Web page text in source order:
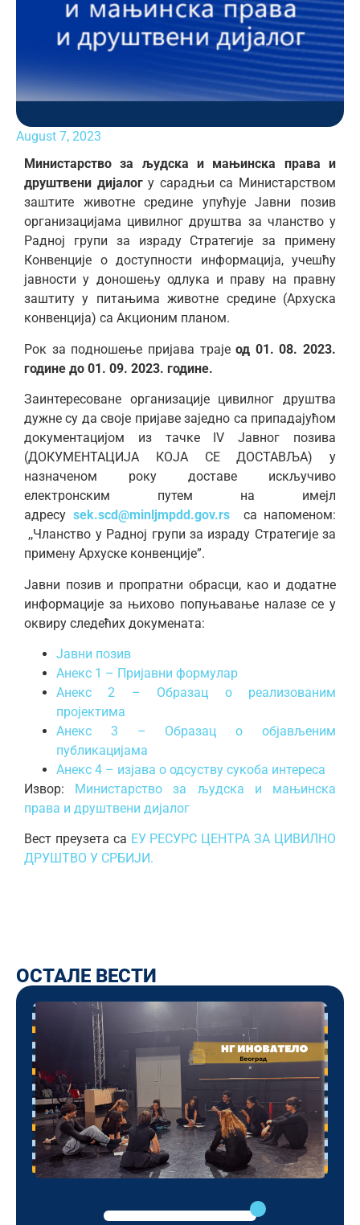
August 7, 2023
Министарство за људска и мањинска права и
друштвени дијалогу сарадњи са Министарством
заштите животне средине упућује Јавни позив
организацијама цивилног друштва за чланство у
Радној групи за израду Стратегије за примену
Конвенције о доступности информација, учешћу
јавности у доношењу одлука и праву на правну
заштиту у питањима животне средине (Архуска
конвенција) са Акционим планом.
Рoк зa пoднoшeњe пријава трајеод 01. 08. 2023.
године до 01. 09. 2023. године.
Заинтересоване организације цивилног друштва
дужне су да своје пријаве заједно са припадајућом
документацијом из тачке IV Јавног позива
(ДОКУМЕНТАЦИЈА КОЈА СЕ ДОСТАВЉА) у
назначеном року доставе искључиво
електронским путем на имејл
адресу sek.scd@minljmpdd.gov.rs
сa нaпoмeнoм:
,,Чланство у Радној групи за израду Стратегије за
примену Архуске конвенције”.
Јавни позив и пропратни обрасци, као и додатне
информације за њихово попуњавање налазе се у
оквиру следећих докумената:
Јавни позив
Анекс 1 – Пријавни формулар
Анекс 2 – Образац о реализованим
пројектима
Анекс 3 – Образац о објављеним
публикацијама
Анекс 4 – изјава о одсуству сукоба интереса
Извор: Министарство за људска и мањинска
права и друштвени дијалог
Вест преузета са ЕУ РЕСУРС ЦЕНТРА ЗА ЦИВИЛНО
ДРУШТВО У СРБИЈИ.
ОСТАЛЕ ВЕСТИ